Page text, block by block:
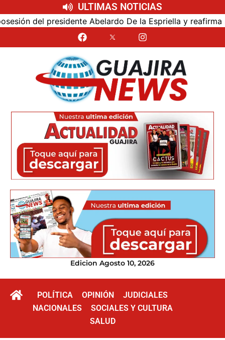
ULTIMAS NOTICIAS
del presidente Abelardo De la Espriella y reafirma su
Edicion Agosto 10, 2026
POLÍTICA OPINIÓN
JUDICIALES
NACIONALES
SOCIALES Y CULTURA
SALUD